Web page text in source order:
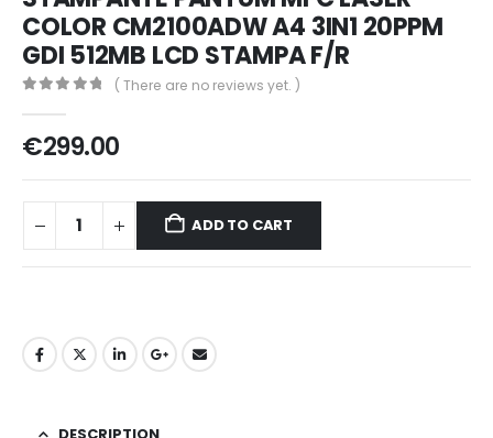
COLOR CM2100ADW A4 3IN1 20PPM
GDI 512MB LCD STAMPA F/R
( There are no reviews yet. )
€299.00
ADD TO CART